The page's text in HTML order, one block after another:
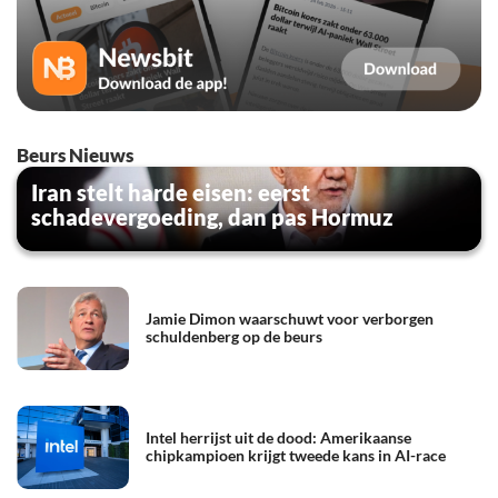
Beurs Nieuws
Iran stelt harde eisen: eerst
schadevergoeding, dan pas Hormuz
Jamie Dimon waarschuwt voor verborgen
schuldenberg op de beurs
Intel herrijst uit de dood: Amerikaanse
chipkampioen krijgt tweede kans in AI-race